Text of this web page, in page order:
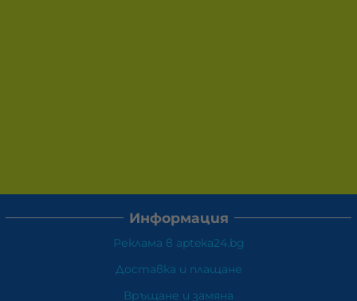
Информация
Реклама в apteka24.bg
Доставка и плащане
Връщане и замяна